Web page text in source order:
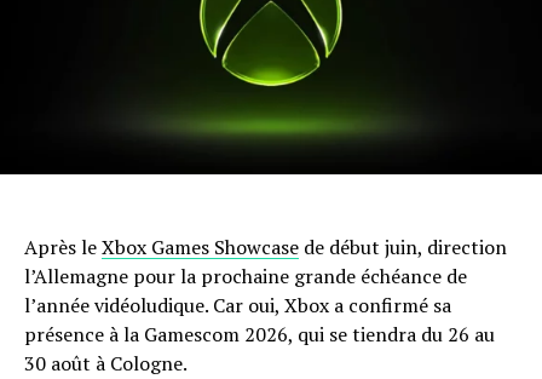
Après leXbox Games Showcase de début juin, direction
l’Allemagne pour la prochaine grande échéance de
l’année vidéoludique. Car oui, Xbox a confirmé sa
présence à la Gamescom 2026, qui se tiendra du 26 au
30 août à Cologne.